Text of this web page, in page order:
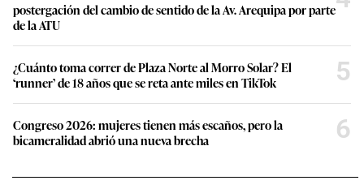
postergación del cambio de sentido de la Av. Arequipa por parte
de la ATU
¿Cuánto toma correr de Plaza Norte al Morro Solar? El
‘runner’ de 18 años que se reta ante miles en TikTok
5
Congreso 2026: mujeres tienen más escaños, pero la
bicameralidad abrió una nueva brecha
6